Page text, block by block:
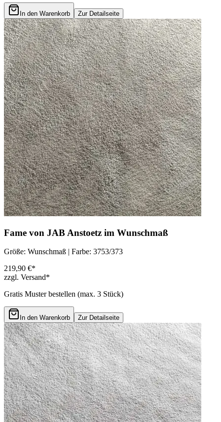
In den Warenkorb Zur Detailseite
Fame von JAB Anstoetz im Wunschmaß
Größe: Wunschmaß | Farbe: 3753/373
219,90 €*
zzgl. Versand*
Gratis Muster bestellen (max. 3 Stück)
In den Warenkorb Zur Detailseite